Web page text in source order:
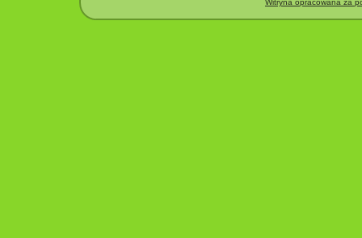
Witryna opracowana za